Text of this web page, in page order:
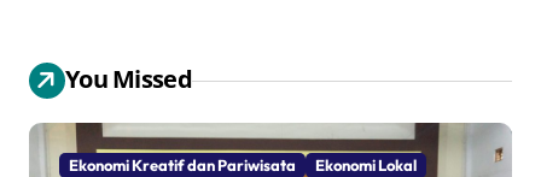
You Missed
Ekonomi Kreatif dan Pariwisata
Ekonomi Lokal